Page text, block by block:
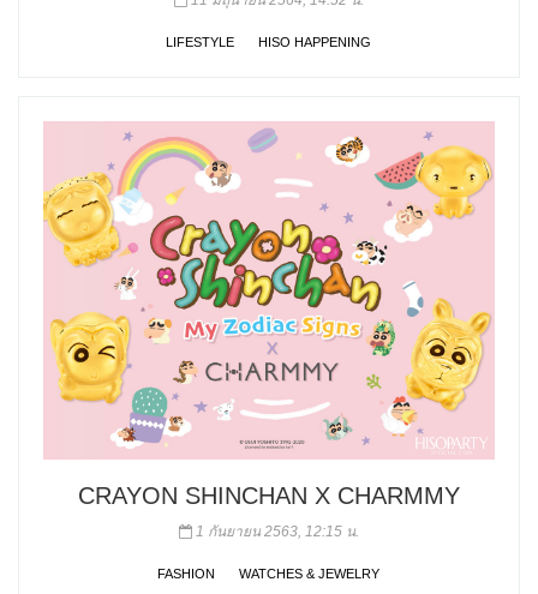
LIFESTYLE HISO HAPPENING
CRAYON SHINCHAN X CHARMMY
1 กันยายน 2563, 12:15 น.
FASHION WATCHES & JEWELRY